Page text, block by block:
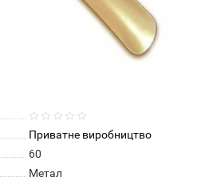
Приватне виробництво
60
Метал